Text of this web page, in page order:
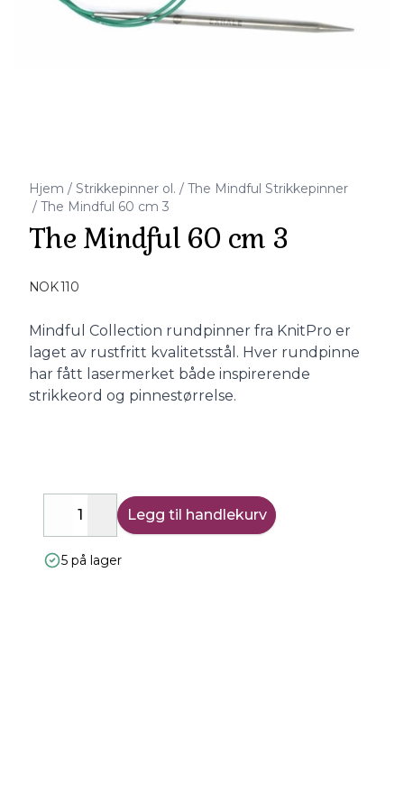
Hjem / Strikkepinner ol. / The Mindful Strikkepinner
/ The Mindful 60 cm 3
The Mindful 60 cm 3
NOK 110
Description
Mindful Collection rundpinner fra KnitPro er
laget av rustfritt kvalitetsstål. Hver rundpinne
har fått lasermerket både inspirerende
strikkeord og pinnestørrelse.
DecreaseIncrease
Legg til handlekurv
5 på lager